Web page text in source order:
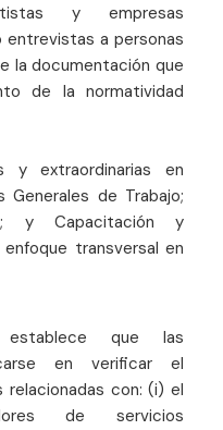
y empresas
entrevistas a personas
la documentación que
de la normatividad
y extraordinarias en
Generales de Trabajo;
y Capacitación y
transversal en
establece que las
en verificar el
relacionadas con: (i) el
de servicios